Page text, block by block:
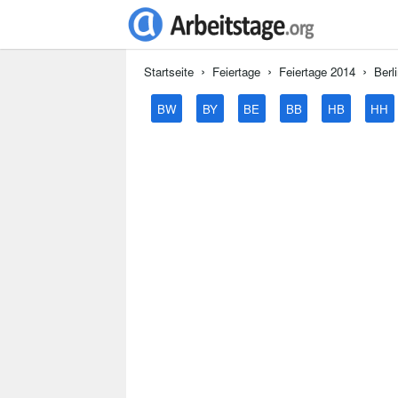
Startseite Feiertage Feiertage 2014
BW BY BE BB HB HH